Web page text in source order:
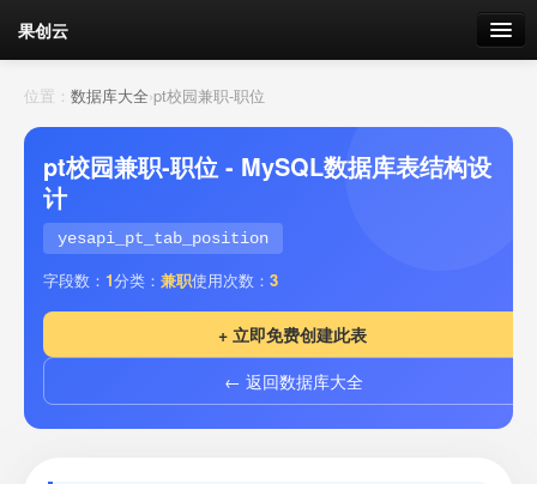
果创云
数据表单
API接口
云存储
流量 剩余接口流量
套餐
位置： 数据库大全›pt校园兼职-职位
pt校园兼职-职位 - MySQL数据库表结构设
计
yesapi_pt_tab_position
字段数： 1分类： 兼职使用次数： 3
+ 立即免费创建此表
← 返回数据库大全